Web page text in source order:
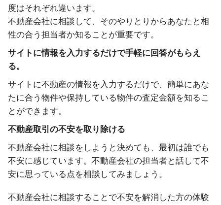
度はそれぞれ違います。
不動産会社に相談して、そのやりとりからあなたと相
性の合う担当者か知ることが重要です。
サイトに情報を入力するだけで手軽に回答がもらえ
る。
サイトに不動産の情報を入力するだけで、簡単にあな
たに合う物件や保持している物件の査定金額を知るこ
とができます。
不動産取引の不安を取り除ける
不動産会社に相談をしようと決めても、最初は誰でも
不安に感じています。不動産会社の担当者と話して不
安に思っている点を相談してみましょう。
不動産会社に相談することで不安を解消した方の体験